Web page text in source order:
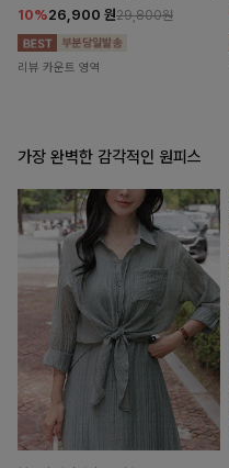
10%26,900 원29,800원
리뷰 카운트 영역
가장 완벽한 감각적인 원피스